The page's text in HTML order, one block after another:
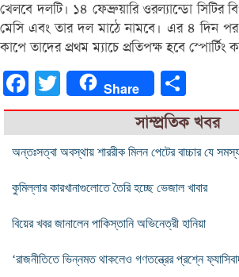
খেলবে দলটি। ১৪ ফেব্রুয়ারি ওরল্যান্ডো সিটির
মেসি এবং তার দল মাঠে নামবে। এর ৪ দিন
কাপে তাদের প্রথম ম্যাচে প্রতিপক্ষ হবে স্পোর্টিং
FacebookTwitter Share
সাম্প্রতিক খবর
অন্তঃসত্বা অবস্থায় শাররীক মিলন পেটের বাচ্চার যে
কুমিল্লার কারখানাগুলোতে তৈরি হচ্ছে ভেজাল খাবার
বিয়ের খবর জানালেন পাকিস্তানি অভিনেত্রী হানিয়া
‘রাজনীতিতে ভিন্নমত থাকলেও গণতন্ত্রের প্রশ্নে